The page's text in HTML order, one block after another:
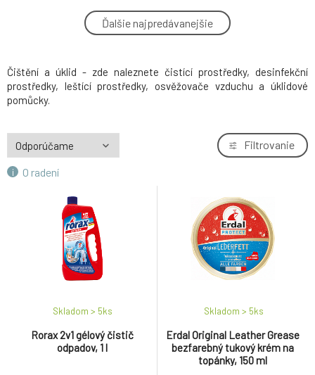
Frosch Eko Citrón All in 1 tablety do
umývačky, 26 ks
10.76 EUR
5.
Frosch Eko All-in-1 Citrón tablety do
umývačky, 50 ks
17.87 EUR
6.
Bref WC čistič Power Gel Blooming Fresh 750
ml
2.58 EUR
Ďalšie najpredávanejšie
Čištění a úklid - zde naleznete čistící prostředky, desinfekční
prostředky, leštící prostředky, osvěžovače vzduchu a úklidové
pomůcky.
O radení
Filtrovanie
Rorax 2v1 gélový čistič
odpadov, 1 l
Skladom > 5ks
Erdal Original Leather Grease
bezfarebný tukový krém na
topánky, 150 ml
Skladom > 5ks